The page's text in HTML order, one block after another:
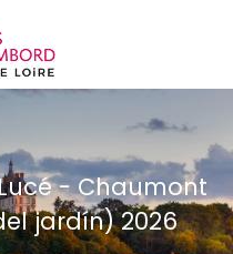
- Chaumont
jardín) 2026